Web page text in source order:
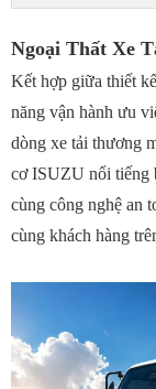
Ngoại Thất Xe
Kết hợp giữa thiết
năng vận hành ưu
dòng xe tải thương
cơ ISUZU nổi tiếng
cùng công nghệ an
cùng khách hàng